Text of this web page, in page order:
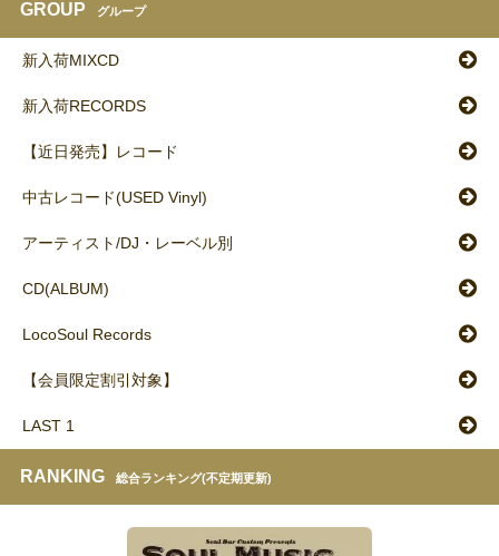
GROUP グループ
新入荷MIXCD
新入荷RECORDS
【近日発売】レコード
中古レコード(USED Vinyl)
アーティスト/DJ・レーベル別
CD(ALBUM)
LocoSoul Records
【会員限定割引対象】
LAST 1
RANKING 総合ランキング(不定期更新)